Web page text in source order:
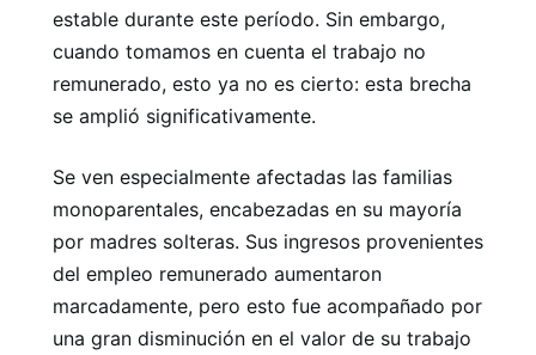
estable durante este período. Sin embargo,
cuando tomamos en cuenta el trabajo no
remunerado, esto ya no es cierto: esta brecha
se amplió significativamente.
Se ven especialmente afectadas las familias
monoparentales, encabezadas en su mayoría
por madres solteras. Sus ingresos provenientes
del empleo remunerado aumentaron
marcadamente, pero esto fue acompañado por
una gran disminución en el valor de su trabajo